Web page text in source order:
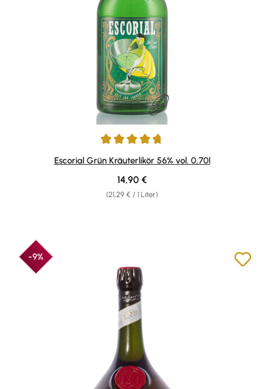
Durchschnittliche Bewertung von 4.8 von 5 Sternen
Escorial Grün Kräuterlikör 56% vol. 0,70l
(21,29 € / 1 Liter)
Regulärer Preis:
14,90 €
-9%